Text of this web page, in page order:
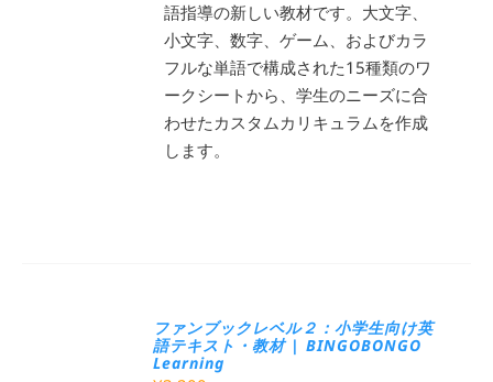
語指導の新しい教材です。大文字、
小文字、数字、ゲーム、およびカラ
フルな単語で構成された15種類のワ
ークシートから、学生のニーズに合
わせたカスタムカリキュラムを作成
します。
ファンブックレベル２：小学生向け英
語テキスト・教材 | BINGOBONGO
Learning